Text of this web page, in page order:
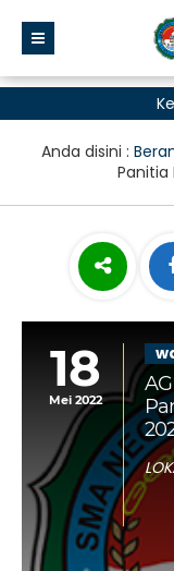
Anda disini :
Panitia
18
Mei 2022